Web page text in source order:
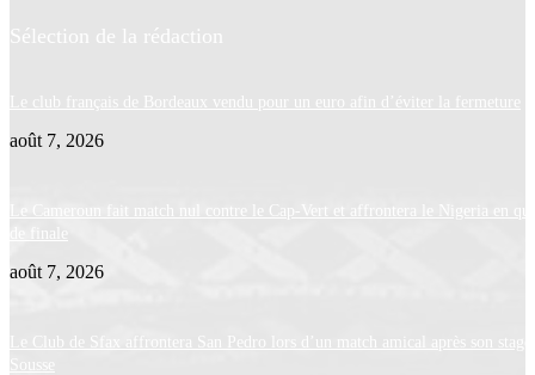
Sélection de la rédaction
Le club français de Bordeaux vendu pour un euro afin d’éviter la fermeture
août 7, 2026
Le Cameroun fait match nul contre le Cap-Vert et affrontera le Nigeria en
de finale
août 7, 2026
Le Club de Sfax affrontera San Pedro lors d’un match amical après son stage
Sousse